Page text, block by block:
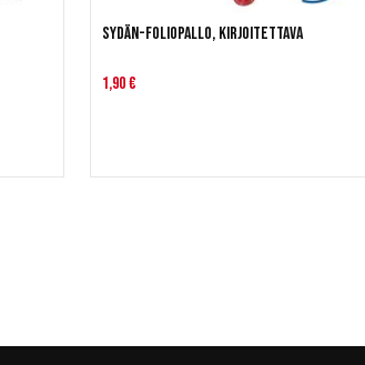
Sydän-foliopallo, kirjoitettava
1,90 €